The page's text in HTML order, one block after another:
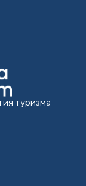
туризма